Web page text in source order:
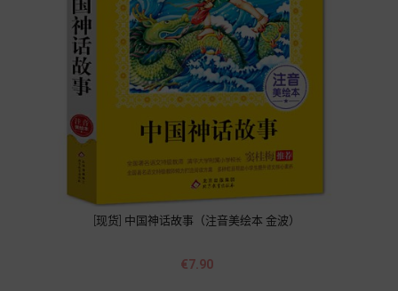
[现货] 中国神话故事（注音美绘本 金波）
價
€7.90